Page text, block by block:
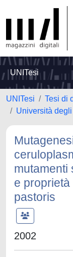
UNITesi
UNITesi
Tesi di
Università
mutamenti
e
pastoris
2002